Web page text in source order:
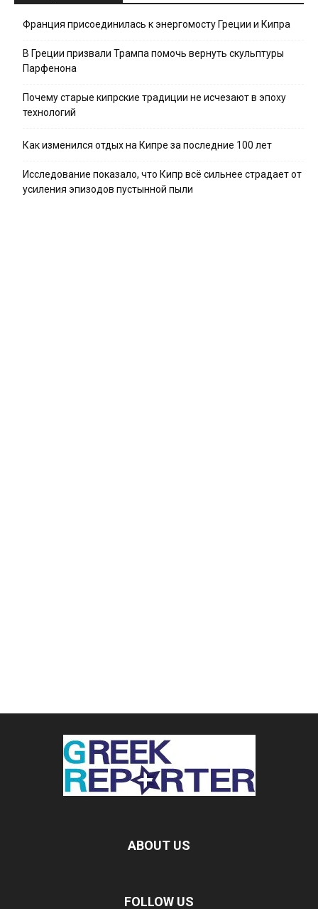
Франция присоединилась к энергомосту Греции и Кипра
В Греции призвали Трампа помочь вернуть скульптуры
Парфенона
Почему старые кипрские традиции не исчезают в эпоху
технологий
Как изменился отдых на Кипре за последние 100 лет
Исследование показало, что Кипр всё сильнее страдает от
усиления эпизодов пустынной пыли
ABOUT US
FOLLOW US